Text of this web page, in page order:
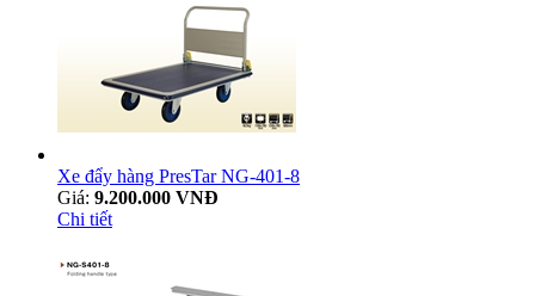
Xe đẩy hàng PresTar NG-401-8
Giá: 9.200.000 VNĐ
Chi tiết